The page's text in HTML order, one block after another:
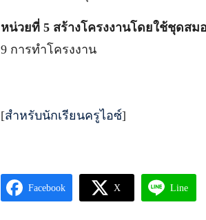
หน่วยที่ 5 สร้างโครงงานโดยใช้ชุดสม
9 การทำโครงงาน
[สำหรับนักเรียนครูไอซ์]
Facebook X Line